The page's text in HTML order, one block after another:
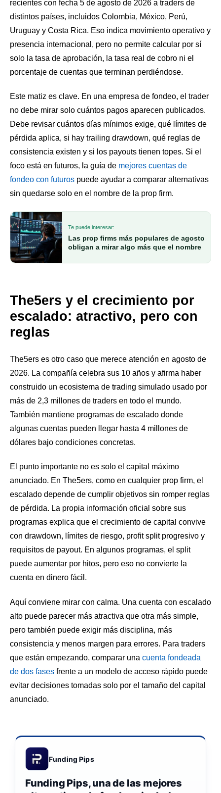
recientes con fecha 5 de agosto de 2026 a traders de
distintos países, incluidos Colombia, México, Perú,
Uruguay y Costa Rica. Eso indica movimiento operativo y
presencia internacional, pero no permite calcular por sí
solo la tasa de aprobación, la tasa real de cobro ni el
porcentaje de cuentas que terminan perdiéndose.
Este matiz es clave. En una empresa de fondeo, el trader
no debe mirar solo cuántos pagos aparecen publicados.
Debe revisar cuántos días mínimos exige, qué límites de
pérdida aplica, si hay trailing drawdown, qué reglas de
consistencia existen y si los payouts tienen topes. Si el
foco está en futuros, la guía de mejores cuentas de
fondeo con futuros puede ayudar a comparar alternativas
sin quedarse solo en el nombre de la prop firm.
Te puede interesar:
Las prop firms más populares de agosto
obligan a mirar algo más que el nombre
The5ers y el crecimiento por
escalado: atractivo, pero con
reglas
The5ers es otro caso que merece atención en agosto de
2026. La compañía celebra sus 10 años y afirma haber
construido un ecosistema de trading simulado usado por
más de 2,3 millones de traders en todo el mundo.
También mantiene programas de escalado donde
algunas cuentas pueden llegar hasta 4 millones de
dólares bajo condiciones concretas.
El punto importante no es solo el capital máximo
anunciado. En The5ers, como en cualquier prop firm, el
escalado depende de cumplir objetivos sin romper reglas
de pérdida. La propia información oficial sobre sus
programas explica que el crecimiento de capital convive
con drawdown, límites de riesgo, profit split progresivo y
requisitos de payout. En algunos programas, el split
puede aumentar por hitos, pero eso no convierte la
cuenta en dinero fácil.
Aquí conviene mirar con calma. Una cuenta con escalado
alto puede parecer más atractiva que otra más simple,
pero también puede exigir más disciplina, más
consistencia y menos margen para errores. Para traders
que están empezando, comparar una cuenta fondeada
de dos fases frente a un modelo de acceso rápido puede
evitar decisiones tomadas solo por el tamaño del capital
anunciado.
Funding Pips
Funding Pips, una de las mejores